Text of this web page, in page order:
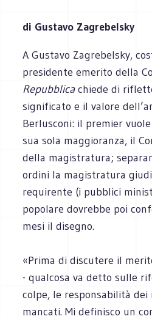
di Gustavo Zagrebelsky
A Gustavo Zagrebelsky,
presidente emerito della
Repubblicachiede di
significato e il valore
Berlusconi: il premier
sua sola maggioranza, il
della magistratura;
ordini la magistratura
requirente (i pubblici
popolare dovrebbe poi
mesi il disegno.
«Prima di discutere il
- qualcosa va detto sulle
colpe, le responsabilità
mancati. Mi definisco un